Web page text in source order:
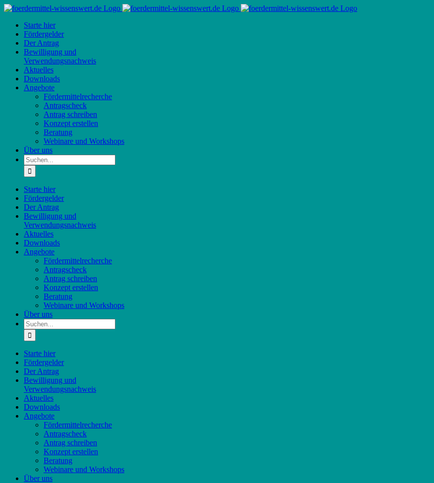
Zum
springenStarte hier
Fördergelder
Der Antrag
Bewilligung und
Verwendungsnachweis
Aktuelles
Downloads
Angebote
Fördermittelrecherche
Antragscheck
Antrag schreiben
Konzept erstellen
Beratung
Webinare und Workshops
Über uns
Suche
nach:
Starte hier
Fördergelder
Der Antrag
Bewilligung und
Verwendungsnachweis
Aktuelles
Downloads
Angebote
Fördermittelrecherche
Antragscheck
Antrag schreiben
Konzept erstellen
Beratung
Webinare und Workshops
Über uns
Suche
nach:
Starte hier
Fördergelder
Der Antrag
Bewilligung und
Verwendungsnachweis
Aktuelles
Downloads
Angebote
Fördermittelrecherche
Antragscheck
Antrag schreiben
Konzept erstellen
Beratung
Webinare und Workshops
Über uns